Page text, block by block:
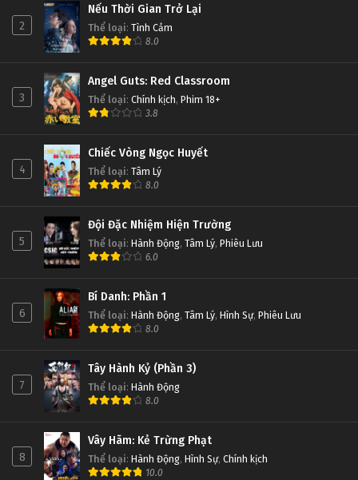
2
Nếu Thời Gian Trở Lại
Thể loại: Tình Cảm
8.0
3
Angel Guts: Red Classroom
Thể loại: Chính kịch, Phim 18+
3.8
4
Chiếc Vòng Ngọc Huyết
Thể loại: Tâm Lý
8.0
5
Đội Đặc Nhiệm Hiện Trường
Thể loại: Hành Động, Tâm Lý, Phiêu Lưu
6.0
6
Bí Danh: Phần 1
Thể loại: Hành Động, Tâm Lý, Hình Sự, Phiêu Lưu
8.0
7
Tây Hành Kỷ (Phần 3)
Thể loại: Hành Động
8.0
8
Vây Hãm: Kẻ Trừng Phạt
Thể loại: Hành Động, Hình Sự, Chính kịch
10.0